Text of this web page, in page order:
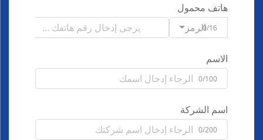
هاتف محمول
الرمز0/16
الاسم
0/100
اسم الشركة
0/200